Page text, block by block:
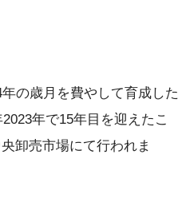
の歳月を費やして育成した
年で15年目を迎えたこ
卸売市場にて行われま